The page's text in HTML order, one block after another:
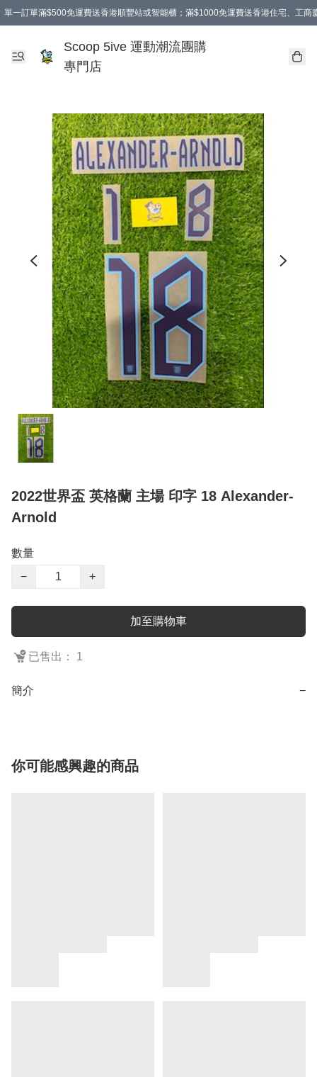
單一訂單滿$500免運費送香港順豐站或智能櫃；滿$1000免運費送香港住宅、工商
Scoop 5ive 運動潮流團購
專門店
2022世界盃 英格蘭 主場 印字 18 Alexander-
Arnold
數量
−
+
加至購物車
已售出： 1
簡介 −
你可能感興趣的商品